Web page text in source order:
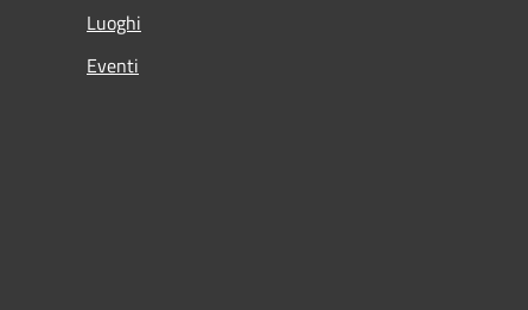
Luoghi
Eventi